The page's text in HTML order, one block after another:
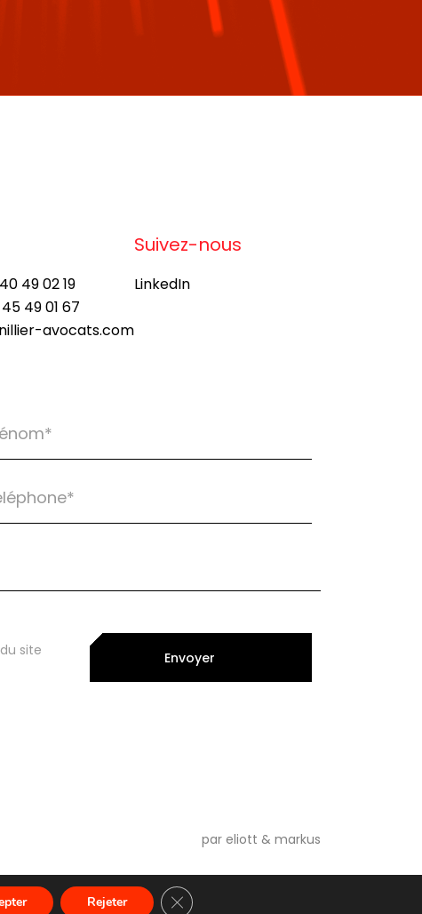
49 02 19
49 01 67
avocats.com
Suivez-nous
LinkedIn
site
Envoyer
par eliott & markus
Rejeter Fermer la bannière des cookies GDPR